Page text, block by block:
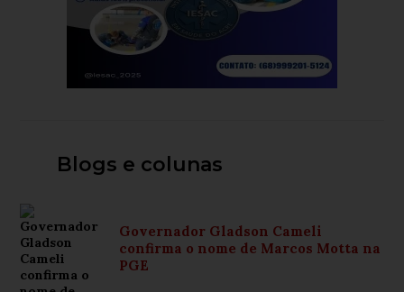
Blogs e colunas
Governador Gladson Cameli
confirma o nome de Marcos Motta na
PGE